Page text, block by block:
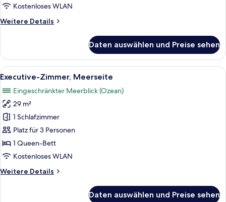
anzeigen
Kostenloses WLAN
Weitere Details
Weitere
Zimmer,
Meerseite
Daten auswählen und Preise sehen
Alle
Fotos
für
Executive-
Zimmer,
Meerseite
anzeigen
Executive-Zimmer, Meerseite |
5
Executive-Zimmer, Meerseite
Eingeschränkter Meerblick (Ozean)
29 m²
1 Schlafzimmer
Platz für 3 Personen
1 Queen-Bett
Kostenloses WLAN
Weitere Details
Weitere
Daten auswählen und Preise sehen